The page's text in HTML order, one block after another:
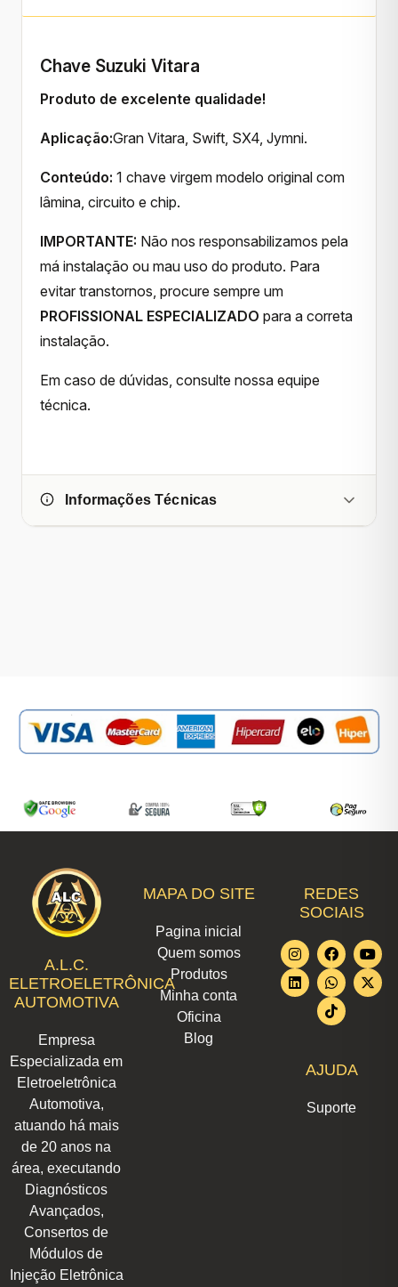
Chave Suzuki Vitara
Produto de excelente qualidade!
Aplicação:Gran Vitara, Swift, SX4, Jymni.
Conteúdo: 1 chave virgem modelo original com
lâmina, circuito e chip.
IMPORTANTE: Não nos responsabilizamos pela
má instalação ou mau uso do produto. Para
evitar transtornos, procure sempre um
PROFISSIONAL ESPECIALIZADO para a correta
instalação.
Em caso de dúvidas, consulte nossa equipe
técnica.
Informações Técnicas
A.L.C.
ELETROELETRÔNICA
AUTOMOTIVA
Empresa
Especializada em
Eletroeletrônica
Automotiva,
atuando há mais
de 20 anos na
área, executando
Diagnósticos
Avançados,
Consertos de
Módulos de
Injeção Eletrônica
MAPA DO SITE
Pagina inicial
Quem somos
Produtos
Minha conta
Oficina
Blog
REDES
SOCIAIS
I
n
s
t
F
a
c
e
b
o
Y
o
u
t
L
i
n
k
W
h
a
t
s
a
X
-
t
w
T
i
k
t
o
k
AJUDA
Suporte